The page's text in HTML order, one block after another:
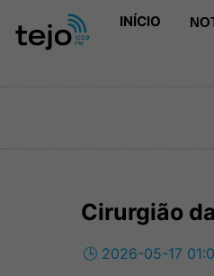
INÍCIO
Cirurgião
🕒 2026-05-17